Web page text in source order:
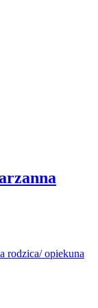
rodzica/ opiekuna